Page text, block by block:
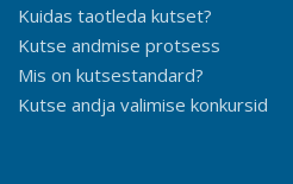
Kuidas taotleda kutset?
Kutse andmise protsess
Mis on kutsestandard?
Kutse andja valimise konkursid